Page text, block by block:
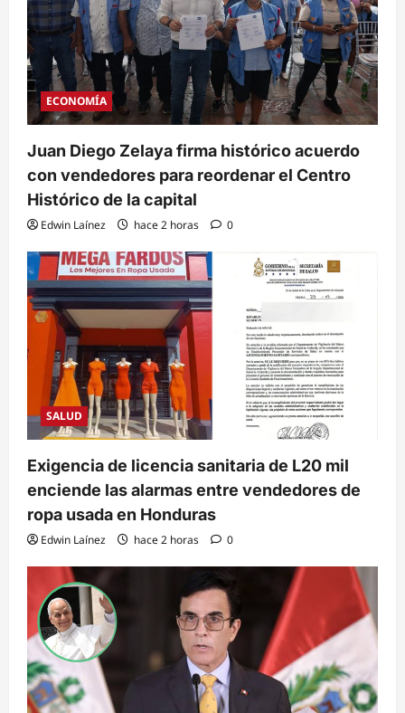
ECONOMÍA
Juan Diego Zelaya firma histórico acuerdo
con vendedores para reordenar el Centro
Histórico de la capital
Edwin Laínez hace 2 horas 0
SALUD
Exigencia de licencia sanitaria de L20 mil
enciende las alarmas entre vendedores de
ropa usada en Honduras
Edwin Laínez hace 2 horas 0